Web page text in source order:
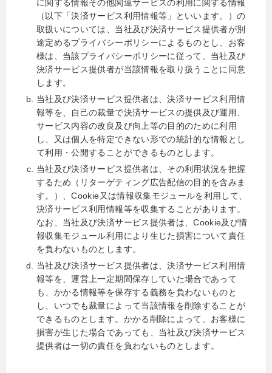
に関する情報その他関連サービスの利用に関する情報
（以下「決済サービス利用情報等」といいます。）の
取扱いについては、当社及び決済サービス提供者が別
途定めるプライバシーポリシーによるものとし、お客
様は、当該プライバシーポリシーに従って、当社及び
決済サービス提供者が当該情報を取り扱うことに同意
します。
当社及び決済サービス提供者は、決済サービス利用情
報等を、自己の裁量で決済サービスの提供及び運用、
サービス内容の改良及び向上等の目的のために利用
し、又は個人を特定できない形での統計的な情報とし
て利用・公開することができるものとします。
当社及び決済サービス提供者は、その利用状況を把握
するため（リターゲティング広告配信の目的を含みま
す。）、Cookie又は情報収集モジュールを利用して、
決済サービス利用情報等を収集することがあります。
なお、当社及び決済サービス提供者は、Cookie及び情
報収集モジュール利用により生じた損害について責任
を負わないものとします。
当社及び決済サービス提供者は、決済サービス利用情
報等を、運営上一定期間保存していた場合であって
も、かかる情報等を保存する義務を負わないものと
し、いつでも裁量によって当該情報を削除することが
できるものとします。かかる削除によって、お客様に
損害が生じた場合であっても、当社及び決済サービス
提供者は一切の責任を負わないものとします。